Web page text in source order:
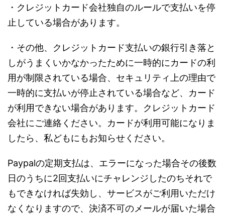
・クレジットカード会社独自のルールで支払いを停
止している場合があります。
・その他、クレジットカード支払いの銀行引き落と
しがうまくいかなかったために一時的にカードの利
用が制限されている場合、セキュリティ上の理由で
一時的に支払いが停止されている場合など、カード
が利用できない場合があります。クレジットカード
会社にご連絡ください。カードが利用可能になりま
したら、私どもにもお知らせください。
Paypalの定期支払は、エラーになった場合その後数
日のうちに2回支払いにチャレンジしたのちそれで
もできなければ失効し、サービスがご利用いただけ
なくなりますので、決済不可のメールが届いた場合